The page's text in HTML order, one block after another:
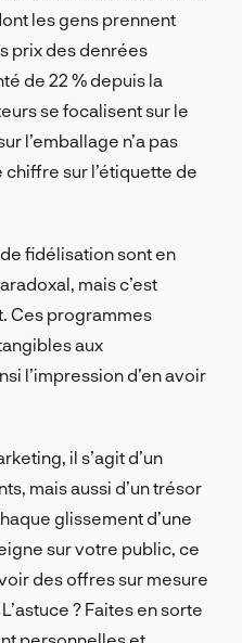
les gens prennent
prix des denrées
de 22 % depuis la
se focalisent sur le
l’emballage n’a pas
sur l’étiquette de
fidélisation sont en
mais c’est
Ces programmes
aux
l’impression d’en avoir
il s’agit d’un
mais aussi d’un trésor
glissement d’une
sur votre public, ce
des offres sur mesure
? Faites en sorte
personnelles et